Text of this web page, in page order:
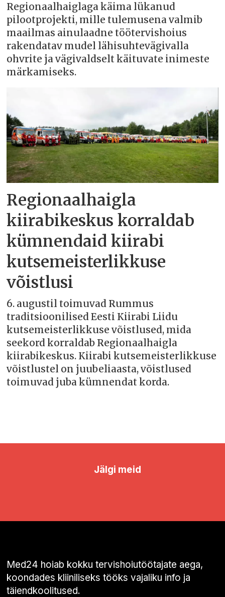
Regionaalhaiglaga käima lükanud
pilootprojekti, mille tulemusena valmib
maailmas ainulaadne töötervishoius
rakendatav mudel lähisuhtevägivalla
ohvrite ja vägivaldselt käituvate inimeste
märkamiseks.
Regionaalhaigla
kiirabikeskus korraldab
kümnendaid kiirabi
kutsemeisterlikkuse
võistlusi
6. augustil toimuvad Rummus
traditsioonilised Eesti Kiirabi Liidu
kutsemeisterlikkuse võistlused, mida
seekord korraldab Regionaalhaigla
kiirabikeskus. Kiirabi kutsemeisterlikkuse
võistlustel on juubeliaasta, võistlused
toimuvad juba kümnendat korda.
Jälgi meid
Med24 hoiab kokku tervishoiutöötajate aega,
koondades kliiniliseks tööks vajaliku info ja
täiendkoolitused.